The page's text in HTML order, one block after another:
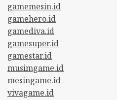
gamemesin.id
gamehero.id
gamediva.id
gamesuper.id
gamestar.id
musimgame.id
mesingame.id
vivagame.id